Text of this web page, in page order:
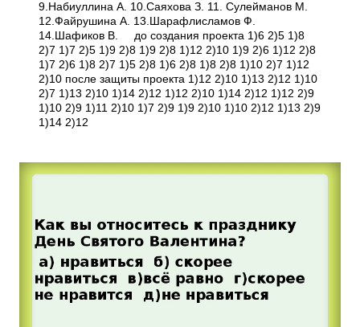
9.Набиуллина А. 10.Саяхова З. 11. Сулейманов М.
12.Файрушина А. 13.Шарафлисламов Ф.
14.Шафиков В. до создания проекта 1)6 2)5 1)8
2)7 1)7 2)5 1)9 2)8 1)9 2)8 1)12 2)10 1)9 2)6 1)12 2)8
1)7 2)6 1)8 2)7 1)5 2)8 1)6 2)8 1)8 2)8 1)10 2)7 1)12
2)10 после защиты проекта 1)12 2)10 1)13 2)12 1)10
2)7 1)13 2)10 1)14 2)12 1)12 2)10 1)14 2)12 1)12 2)9
1)10 2)9 1)11 2)10 1)7 2)9 1)9 2)10 1)10 2)12 1)13 2)9
1)14 2)12